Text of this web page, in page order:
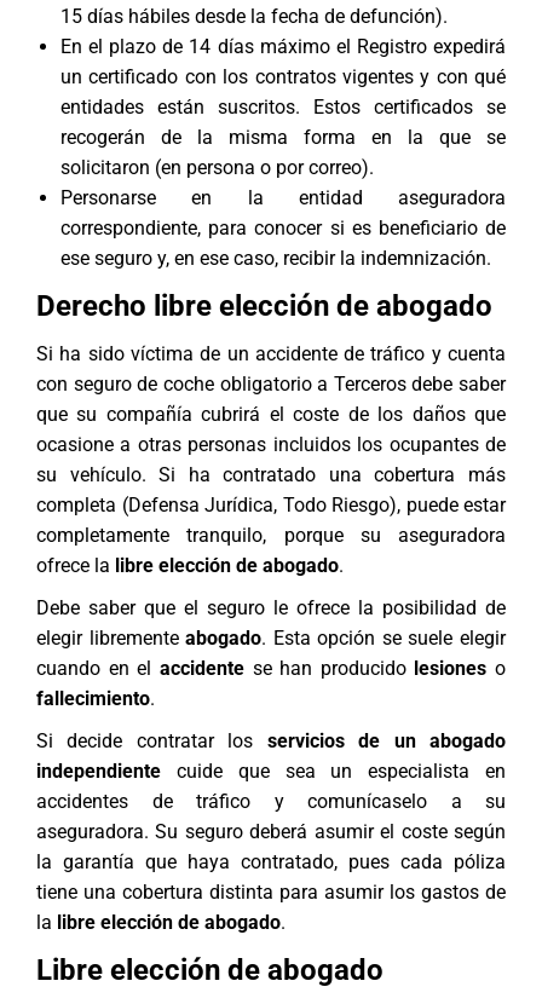
15 días hábiles desde la fecha de defunción).
En el plazo de 14 días máximo el Registro expedirá
un certificado con los contratos vigentes y con qué
entidades están suscritos. Estos certificados se
recogerán de la misma forma en la que se
solicitaron (en persona o por correo).
Personarse en la entidad aseguradora
correspondiente, para conocer si es beneficiario de
ese seguro y, en ese caso, recibir la indemnización.
Derecho libre elección de abogado
Si ha sido víctima de un accidente de tráfico y cuenta
con seguro de coche obligatorio a Terceros debe saber
que su compañía cubrirá el coste de los daños que
ocasione a otras personas incluidos los ocupantes de
su vehículo. Si ha contratado una cobertura más
completa (Defensa Jurídica, Todo Riesgo), puede estar
completamente tranquilo, porque su aseguradora
ofrece la libre elección de abogado.
Debe saber que el seguro le ofrece la posibilidad de
elegir librementeabogado. Esta opción se suele elegir
cuando en el accidentese han producido lesiones o
fallecimiento.
Si decide contratar los servicios de un abogado
independiente cuide que sea unespecialista en
accidentes de tráfico y comunícaselo a su
aseguradora. Su seguro deberá asumir el coste según
la garantía que haya contratado, pues cada póliza
tiene una cobertura distinta para asumir los gastos de
la libre elección de abogado.
Libre elección de abogado